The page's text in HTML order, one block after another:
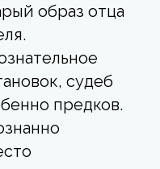
образ отца
судеб
предков.